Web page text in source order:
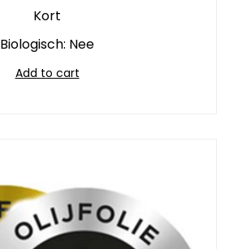
Kort
Biologisch: Nee
Add to cart